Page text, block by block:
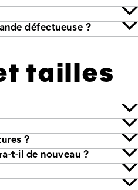
un formulaire de commande défectueuse ?
tailles
demi-pointures ?
CAT Footwear en aura-t-il de nouveau ?